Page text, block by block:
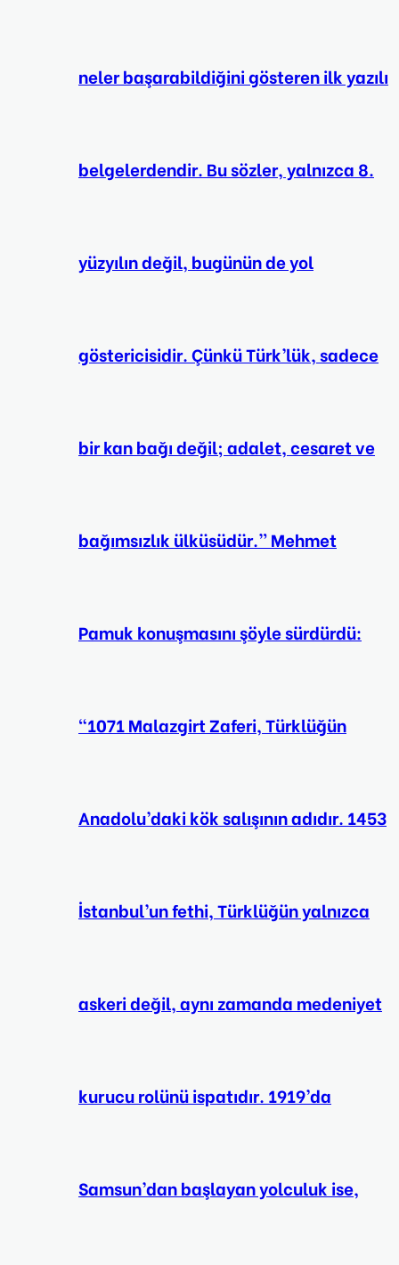
neler başarabildiğini gösteren ilk yazılı
belgelerdendir. Bu sözler, yalnızca 8.
yüzyılın değil, bugünün de yol
göstericisidir. Çünkü Türk’lük, sadece
bir kan bağı değil; adalet, cesaret ve
bağımsızlık ülküsüdür.” Mehmet
Pamuk konuşmasını şöyle sürdürdü:
“1071 Malazgirt Zaferi, Türklüğün
Anadolu’daki kök salışının adıdır. 1453
İstanbul’un fethi, Türklüğün yalnızca
askeri değil, aynı zamanda medeniyet
kurucu rolünü ispatıdır. 1919’da
Samsun’dan başlayan yolculuk ise,